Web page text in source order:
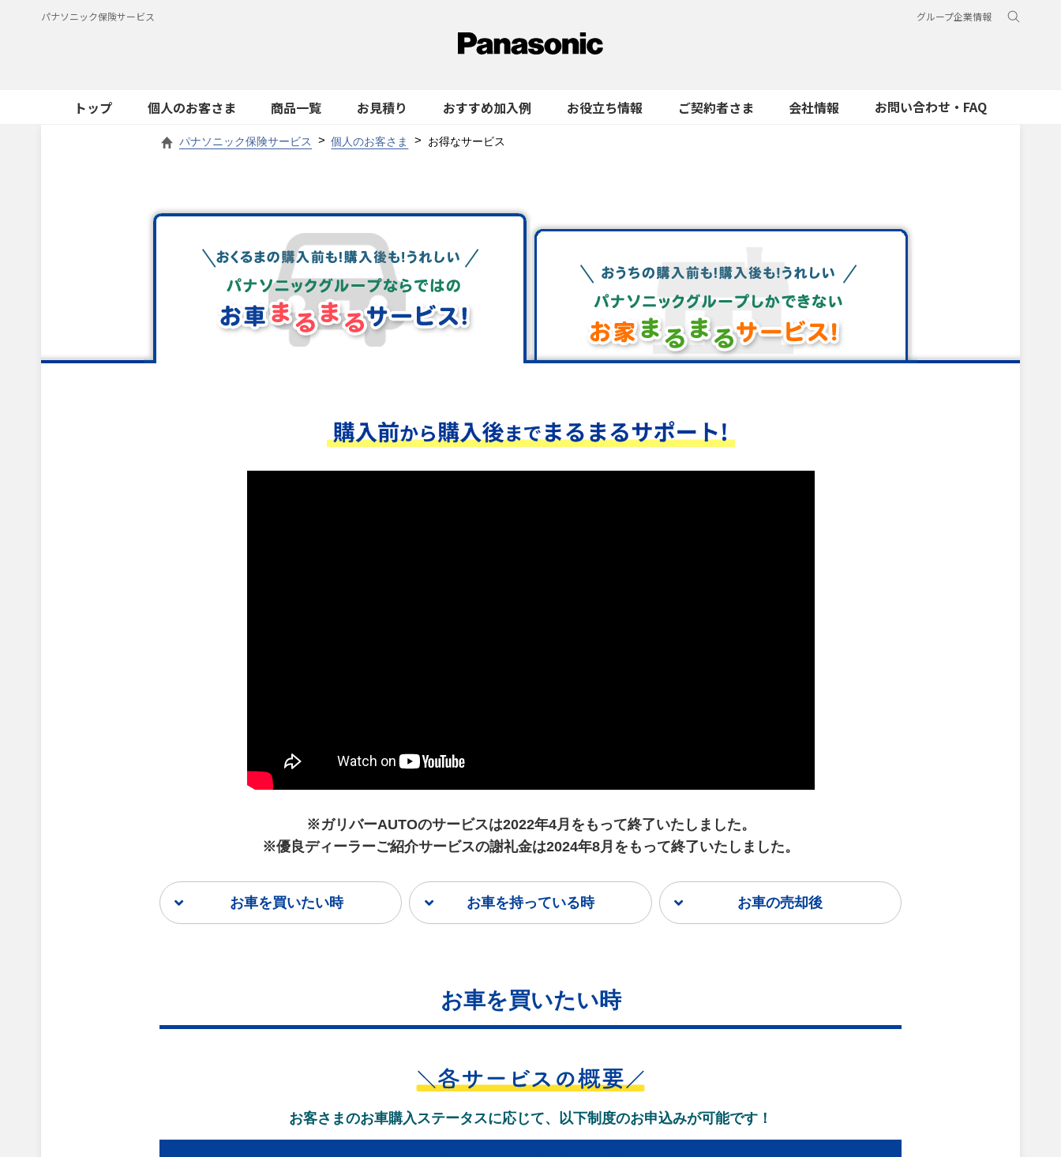
パナソニック保険サービス グループ企業情報
トップ 個人のお客さま 商品一覧 お見積り おすすめ加入例 お役立ち情報 ご契約者さま 会社情報 お問い合わせ・FAQ
パナソニック保険サービス 個人のお客さま お得なサービス
※ガリバーAUTOのサービスは2022年4月をもって終了いたしました。
※優良ディーラーご紹介サービスの謝礼金は2024年8月をもって終了いたしました。
お車を買いたい時 お車を持っている時 お車の売却後
お車を買いたい時
お客さまのお車購入ステータスに応じて、以下制度のお申込みが可能です！